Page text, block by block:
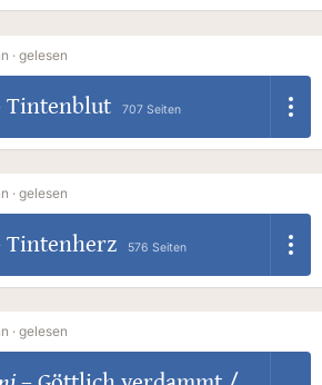
· gelesen
Tintenblut 707 Seiten
· gelesen
Tintenherz 576 Seiten
· gelesen